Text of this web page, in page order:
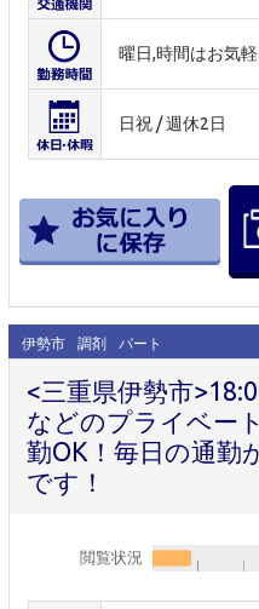
曜日,時間はお気
日祝 / 週休2日
伊勢市 調剤 パート
<三重県伊勢市
などのプライベー
勤OK！毎日の通勤
です！
閲覧状況